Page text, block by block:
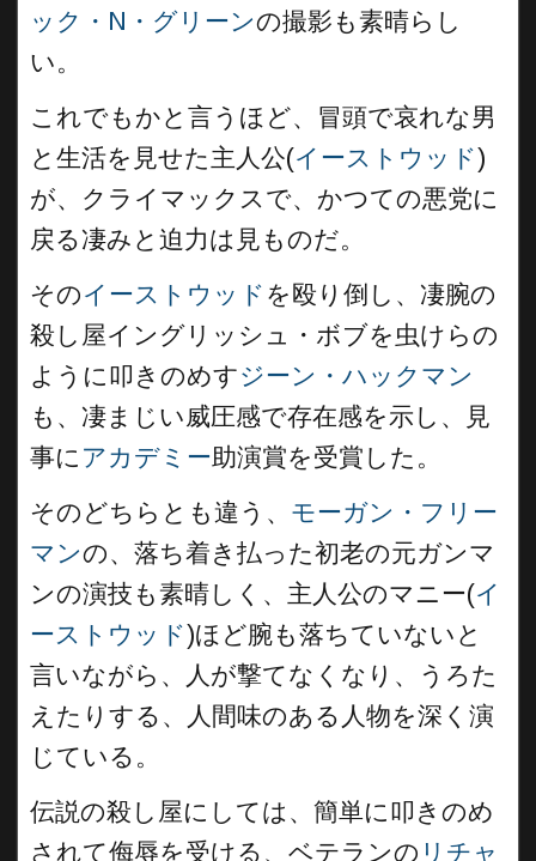
ック・N・グリーンの撮影も素晴らし
い。
これでもかと言うほど、冒頭で哀れな男
と生活を見せた主人公(イーストウッド)
が、クライマックスで、かつての悪党に
戻る凄みと迫力は見ものだ。
そのイーストウッド を殴り倒し、凄腕の
殺し屋イングリッシュ・ボブを虫けらの
ように叩きのめすジーン・ハックマン
も、凄まじい威圧感で存在感を示し、見
事に アカデミー助演賞を受賞した。
そのどちらとも違う、 モーガン・フリー
マンの、落ち着き払った初老の元ガンマ
ンの演技も素晴しく、主人公のマニー(イ
ーストウッド)ほど腕も落ちていないと
言いながら、人が撃てなくなり、うろた
えたりする、人間味のある人物を深く演
じている。
伝説の殺し屋にしては、簡単に叩きのめ
されて侮辱を受ける、ベテランの リチャ